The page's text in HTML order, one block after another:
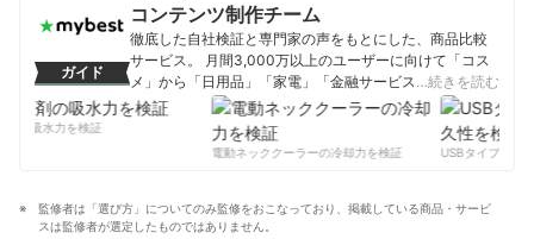
い児、そのご家族支援の「オンラインおもちゃの広場」
にも参加。 芸術教育研究所講師。2013年おもちゃコンサ
ルタントマスター取得。ぎふ木育協会事務局。
加藤理香のプロフィール
ガイド
コンテンツ制作チーム
徹底した自社検証と専門家の声をもとにした、商品比較
サービス。 月間3,000万以上のユーザーに向けて「コス
メ」から「日用品」「家電」「金融サービス」まで、ベ
ストな商品を選んでもらうために、毎日コンテンツを制
コンテンツ制作チームのプロフィール
…続きを読む
の吸水力を検証
電動ネッククーラーの冷却力を検証
USBタイプCケー
監修者は「選び方」についてのみ監修をおこなっており、掲載している商品・サービ
スは監修者が選定したものではありません。